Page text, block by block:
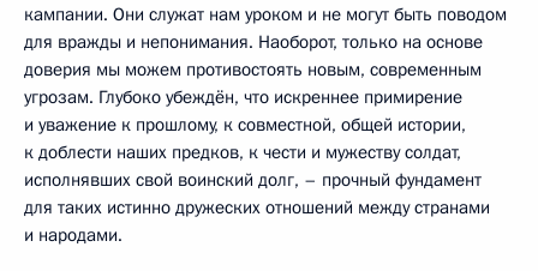
кампании. Они служат нам уроком и не могут быть поводом
для вражды и непонимания. Наоборот, только на основе
доверия мы можем противостоять новым, современным
угрозам. Глубоко убеждён, что искреннее примирение
и уважение к прошлому, к совместной, общей истории,
к доблести наших предков, к чести и мужеству солдат,
исполнявших свой воинский долг, – прочный фундамент
для таких истинно дружеских отношений между странами
и народами.